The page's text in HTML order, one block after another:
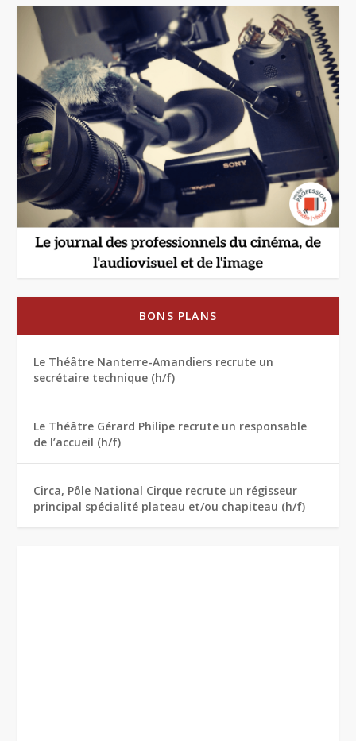
BONS PLANS
Le Théâtre Nanterre-Amandiers recrute un
secrétaire technique (h/f)
Le Théâtre Gérard Philipe recrute un responsable
de l’accueil (h/f)
Circa, Pôle National Cirque recrute un régisseur
principal spécialité plateau et/ou chapiteau (h/f)